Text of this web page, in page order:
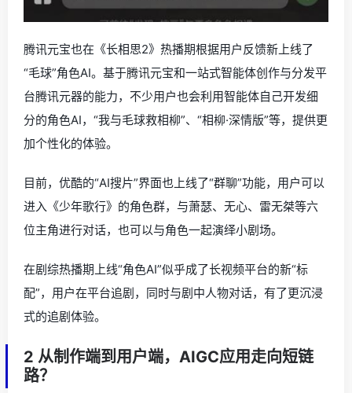
腾讯元宝也在《长相思2》热播期根据用户反馈新上线了
“毛球”角色AI。基于腾讯元宝和一站式智能体创作与分发平
台腾讯元器的能力，不少用户也会利用智能体自己开发细
分的角色AI，“我与毛球救相柳”、“相柳·深情版”等，提供更
加个性化的体验。
目前，优酷的“AI搜片”界面也上线了“群聊”功能，用户可以
进入《少年歌行》的角色群，与萧瑟、无心、雷无桀等六
位主角进行对话，也可以与角色一起演绎小剧场。
在剧综热播期上线“角色AI”似乎成了长视频平台的新“标
配”，用户在平台追剧，同时与剧中人物对话，有了更沉浸
式的追剧体验。
2 从制作端到用户端，AIGC应用走向短链
路？